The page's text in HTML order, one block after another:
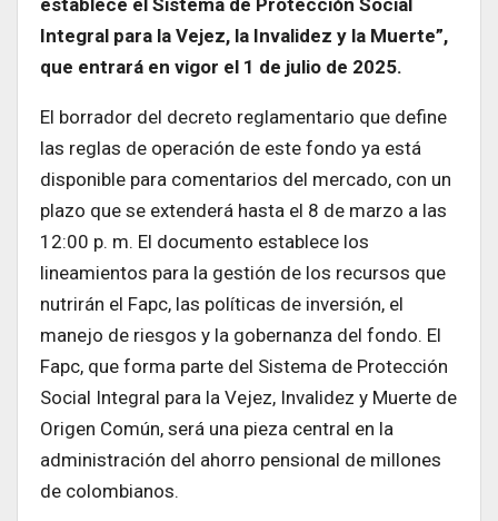
Integral para la Vejez, la Invalidez y la Muerte”,
que entrará en vigor el 1 de julio de 2025.
El borrador del decreto reglamentario que define
las reglas de operación de este fondo ya está
disponible para comentarios del mercado, con un
plazo que se extenderá hasta el 8 de marzo a las
12:00 p. m. El documento establece los
lineamientos para la gestión de los recursos que
nutrirán el Fapc, las políticas de inversión, el
manejo de riesgos y la gobernanza del fondo. El
Fapc, que forma parte del Sistema de Protección
Social Integral para la Vejez, Invalidez y Muerte de
Origen Común, será una pieza central en la
administración del ahorro pensional de millones
de colombianos.